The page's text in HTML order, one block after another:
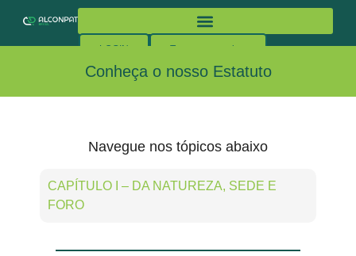
LOGIN Torne-se membro
Conheça o nosso Estatuto
Navegue nos tópicos abaixo
CAPÍTULO I – DA NATUREZA, SEDE E
FORO